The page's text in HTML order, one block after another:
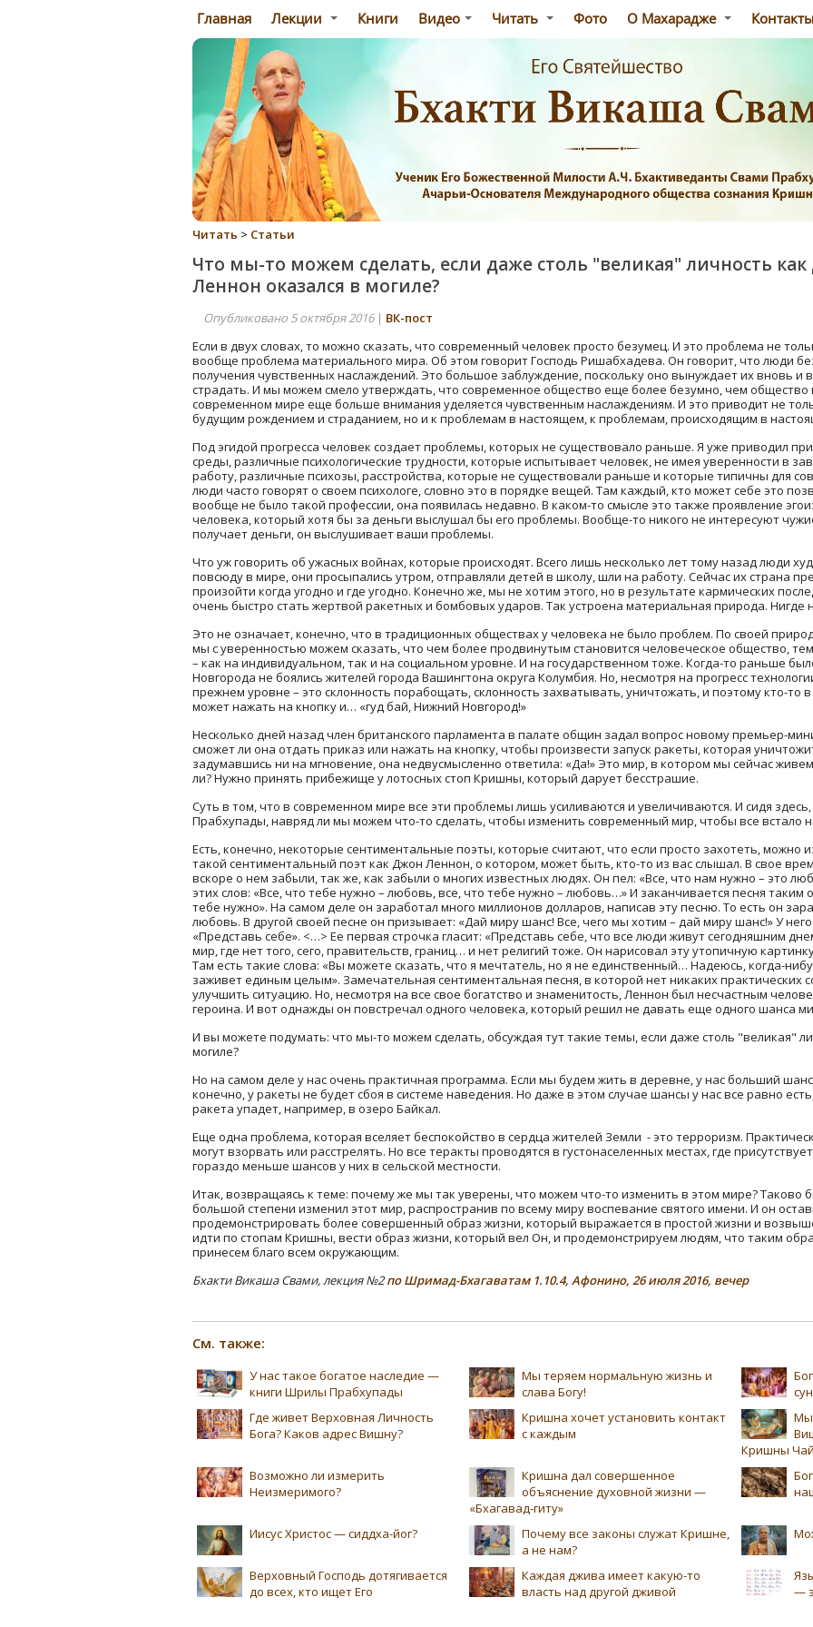
Главная Лекции Книги Видео Читать Фото О Махарадже
Читать > Статьи
Что мы-то можем сделать, если даже столь "великая" личность
Леннон оказался в могиле?
Опубликовано 5 октября 2016| ВК-пост
Если в двух словах, то можно сказать, что современный человек просто безумец. И это проблема не
вообще проблема материального мира. Об этом говорит Господь Ришабхадева. Он говорит, что люди
получения чувственных наслаждений. Это большое заблуждение, поскольку оно вынуждает их вновь и
страдать. И мы можем смело утверждать, что современное общество еще более безумно, чем общество
современном мире еще больше внимания уделяется чувственным наслаждениям. И это приводит не
будущим рождением и страданием, но и к проблемам в настоящем, к проблемам, происходящим в
Под эгидой прогресса человек создает проблемы, которых не существовало раньше. Я уже приводил
среды, различные психологические трудности, которые испытывает человек, не имея уверенности в
работу, различные психозы, расстройства, которые не существовали раньше и которые типичны для
люди часто говорят о своем психологе, словно это в порядке вещей. Там каждый, кто может себе это
вообще не было такой профессии, она появилась недавно. В каком-то смысле это также проявление
человека, который хотя бы за деньги выслушал бы его проблемы. Вообще-то никого не интересуют
получает деньги, он выслушивает ваши проблемы.
Что уж говорить об ужасных войнах, которые происходят. Всего лишь несколько лет тому назад люди
повсюду в мире, они просыпались утром, отправляли детей в школу, шли на работу. Сейчас их страна
произойти когда угодно и где угодно. Конечно же, мы не хотим этого, но в результате кармических
очень быстро стать жертвой ракетных и бомбовых ударов. Так устроена материальная природа. Нигде
Это не означает, конечно, что в традиционных обществах у человека не было проблем. По своей
мы с уверенностью можем сказать, что чем более продвинутым становится человеческое общество,
– как на индивидуальном, так и на социальном уровне. И на государственном тоже. Когда-то раньше
Новгорода не боялись жителей города Вашингтона округа Колумбия. Но, несмотря на прогресс
прежнем уровне – это склонность порабощать, склонность захватывать, уничтожать, и поэтому кто-то
может нажать на кнопку и… «гуд бай, Нижний Новгород!»
Несколько дней назад член британского парламента в палате общин задал вопрос новому премьер-
сможет ли она отдать приказ или нажать на кнопку, чтобы произвести запуск ракеты, которая
задумавшись ни на мгновение, она недвусмысленно ответила: «Да!» Это мир, в котором мы сейчас
ли? Нужно принять прибежище у лотосных стоп Кришны, который дарует бесстрашие.
Суть в том, что в современном мире все эти проблемы лишь усиливаются и увеличиваются. И сидя
Прабхупады, навряд ли мы можем что-то сделать, чтобы изменить современный мир, чтобы все встало
Есть, конечно, некоторые сентиментальные поэты, которые считают, что если просто захотеть,
такой сентиментальный поэт как Джон Леннон, о котором, может быть, кто-то из вас слышал. В свое
вскоре о нем забыли, так же, как забыли о многих известных людях. Он пел: «Все, что нам нужно – это
этих слов: «Все, что тебе нужно – любовь, все, что тебе нужно – любовь…» И заканчивается песня таким
тебе нужно». На самом деле он заработал много миллионов долларов, написав эту песню. То есть он
любовь. В другой своей песне он призывает: «Дай миру шанс! Все, чего мы хотим – дай миру шанс!» У
«Представь себе». <…> Ее первая строчка гласит: «Представь себе, что все люди живут сегодняшним
мир, где нет того, сего, правительств, границ… и нет религий тоже. Он нарисовал эту утопичную
Там есть такие слова: «Вы можете сказать, что я мечтатель, но я не единственный… Надеюсь, когда-
заживет единым целым». Замечательная сентиментальная песня, в которой нет никаких практических
улучшить ситуацию. Но, несмотря на все свое богатство и знаменитость, Леннон был несчастным
героина. И вот однажды он повстречал одного человека, который решил не давать еще одного шанса
И вы можете подумать: что мы-то можем сделать, обсуждая тут такие темы, если даже столь "великая"
могиле?
Но на самом деле у нас очень практичная программа. Если мы будем жить в деревне, у нас больший
конечно, у ракеты не будет сбоя в системе наведения. Но даже в этом случае шансы у нас все равно
ракета упадет, например, в озеро Байкал.
Еще одна проблема, которая вселяет беспокойство в сердца жителей Земли - это терроризм.
могут взорвать или расстрелять. Но все теракты проводятся в густонаселенных местах, где
гораздо меньше шансов у них в сельской местности.
Итак, возвращаясь к теме: почему же мы так уверены, что можем что-то изменить в этом мире?
большой степени изменил этот мир, распространив по всему миру воспевание святого имени. И он
продемонстрировать более совершенный образ жизни, который выражается в простой жизни и
идти по стопам Кришны, вести образ жизни, который вел Он, и продемонстрируем людям, что таким
принесем благо всем окружающим.
Бхакти Викаша Свами, лекция №2по Шримад-Бхагаватам 1.10.4, Афонино, 26 июля 2016, вечер
См. также:
У нас такое богатое наследие —
книги Шрилы Прабхупады
Мы теряем нормальную жизнь и
слава Богу!
Где живет Верховная Личность
Бога? Каков адрес Вишну?
Кришна хочет установить контакт
с каждым
Мы
Кришны
Возможно ли измерить
Неизмеримого?
Кришна дал совершенное
объяснение духовной жизни —
«Бхагавад-гиту»
Иисус Христос — сиддха-йог?
Почему все законы служат Кришне,
а не нам?
Верховный Господь дотягивается
до всех, кто ищет Его
Каждая джива имеет какую-то
власть над другой дживой
—